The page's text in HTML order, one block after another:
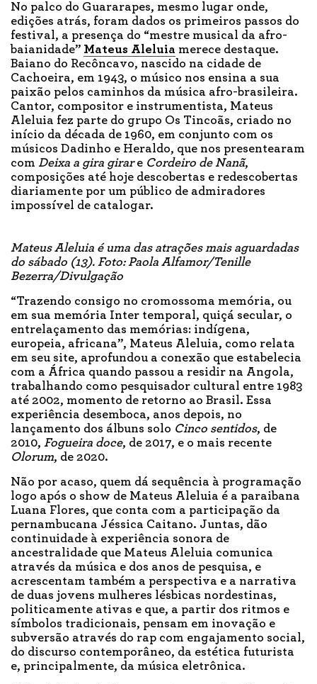
No palco do Guararapes, mesmo lugar onde,
edições atrás, foram dados os primeiros passos do
festival, a presença do “mestre musical da afro-
baianidade” Mateus Aleluia merece destaque.
Baiano do Recôncavo, nascido na cidade de
Cachoeira, em 1943, o músico nos ensina a sua
paixão pelos caminhos da música afro-brasileira.
Cantor, compositor e instrumentista, Mateus
Aleluia fez parte do grupo Os Tincoãs, criado no
início da década de 1960, em conjunto com os
músicos Dadinho e Heraldo, que nos presentearam
com Deixa a gira girare Cordeiro de Nanã,
composições até hoje descobertas e redescobertas
diariamente por um público de admiradores
impossível de catalogar.
Mateus Aleluia é uma das atrações mais aguardadas
do sábado (13). Foto: Paola Alfamor/Tenille
Bezerra/Divulgação
“Trazendo consigo no cromossoma memória, ou
em sua memória Inter temporal, quiçá secular, o
entrelaçamento das memórias: indígena,
europeia, africana”, Mateus Aleluia, como relata
em seu site, aprofundou a conexão que estabelecia
com a África quando passou a residir na Angola,
trabalhando como pesquisador cultural entre 1983
até 2002, momento de retorno ao Brasil. Essa
experiência desemboca, anos depois, no
lançamento dos álbuns solo Cinco sentidos, de
2010, Fogueira doce, de 2017, e o mais recente
Olorum, de 2020.
Não por acaso, quem dá sequência à programação
logo após o show de Mateus Aleluia é a paraibana
Luana Flores, que conta com a participação da
pernambucana Jéssica Caitano. Juntas, dão
continuidade à experiência sonora de
ancestralidade que Mateus Aleluia comunica
através da música e dos anos de pesquisa, e
acrescentam também a perspectiva e a narrativa
de duas jovens mulheres lésbicas nordestinas,
politicamente ativas e que, a partir dos ritmos e
símbolos tradicionais, pensam em inovação e
subversão através do rap com engajamento social,
do discurso contemporâneo, da estética futurista
e, principalmente, da música eletrônica.